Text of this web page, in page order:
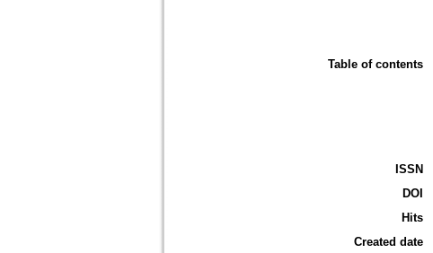
Table of contents
ISSN
DOI
Hits
Created date